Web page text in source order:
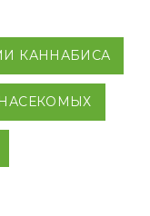
КАННАБИСА